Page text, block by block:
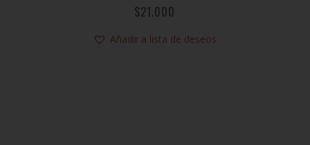
$21.000
Añadir a lista de deseos